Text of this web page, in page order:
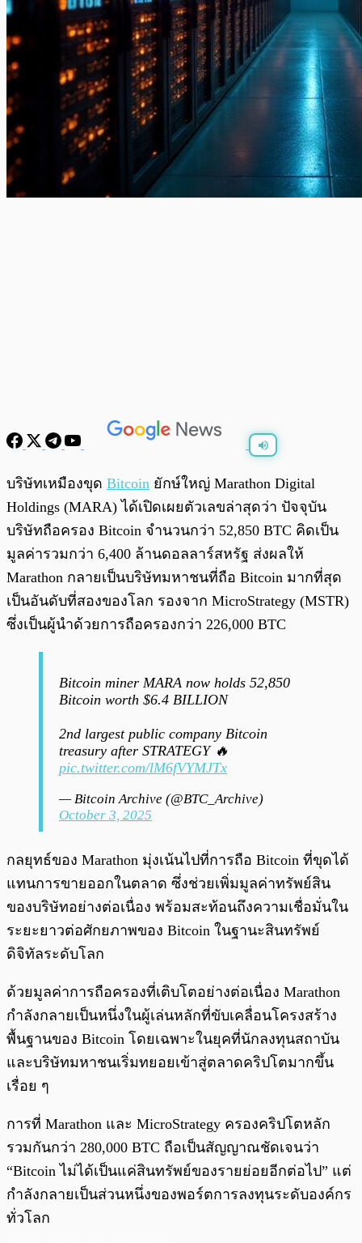
พร้อมเล่น
บริษัทเหมืองขุด Bitcoin ยักษ์ใหญ่ Marathon Digital
Holdings (MARA) ได้เปิดเผยตัวเลขล่าสุดว่า ปัจจุบัน
บริษัทถือครอง Bitcoin จำนวนกว่า 52,850 BTC คิดเป็น
มูลค่ารวมกว่า 6,400 ล้านดอลลาร์สหรัฐ ส่งผลให้
Marathon กลายเป็นบริษัทมหาชนที่ถือ Bitcoin มากที่สุด
เป็นอันดับที่สองของโลก รองจาก MicroStrategy (MSTR)
ซึ่งเป็นผู้นำด้วยการถือครองกว่า 226,000 BTC
Bitcoin miner MARA now holds 52,850
Bitcoin worth $6.4 BILLION
2nd largest public company Bitcoin
treasury after STRATEGY 🔥
pic.twitter.com/lM6fVYMJTx
— Bitcoin Archive (@BTC_Archive)
October 3, 2025
กลยุทธ์ของ Marathon มุ่งเน้นไปที่การถือ Bitcoin ที่ขุดได้
แทนการขายออกในตลาด ซึ่งช่วยเพิ่มมูลค่าทรัพย์สิน
ของบริษัทอย่างต่อเนื่อง พร้อมสะท้อนถึงความเชื่อมั่นใน
ระยะยาวต่อศักยภาพของ Bitcoin ในฐานะสินทรัพย์
ดิจิทัลระดับโลก
ด้วยมูลค่าการถือครองที่เติบโตอย่างต่อเนื่อง Marathon
กำลังกลายเป็นหนึ่งในผู้เล่นหลักที่ขับเคลื่อนโครงสร้าง
พื้นฐานของ Bitcoin โดยเฉพาะในยุคที่นักลงทุนสถาบัน
และบริษัทมหาชนเริ่มทยอยเข้าสู่ตลาดคริปโตมากขึ้น
เรื่อย ๆ
การที่ Marathon และ MicroStrategy ครองคริปโตหลัก
รวมกันกว่า 280,000 BTC ถือเป็นสัญญาณชัดเจนว่า
“Bitcoin ไม่ได้เป็นแค่สินทรัพย์ของรายย่อยอีกต่อไป” แต่
กำลังกลายเป็นส่วนหนึ่งของพอร์ตการลงทุนระดับองค์กร
ทั่วโลก